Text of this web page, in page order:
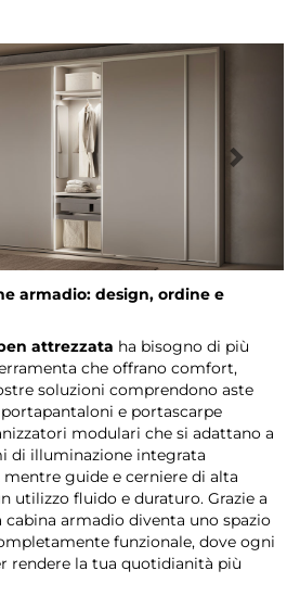
armadio: design, ordine e
attrezzata ha bisogno di più
che offrano comfort,
soluzioni comprendono aste
e portascarpe
modulari che si adattano a
di illuminazione integrata
guide e cerniere di alta
utilizzo fluido e duraturo. Grazie a
cabina armadio diventa uno spazio
funzionale, dove ogni
rendere la tua quotidianità più